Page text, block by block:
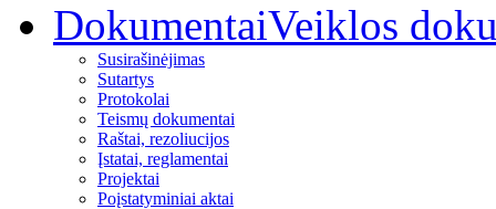
DokumentaiVeiklos
Susirašinėjimas
Sutartys
Protokolai
Teismų dokumentai
Raštai, rezoliucijos
Įstatai, reglamentai
Projektai
Poįstatyminiai aktai